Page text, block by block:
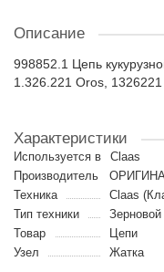
Описание
998852.1 Цепь
1.326.221 Oros, 1326221
Характеристики
Используется в
Claas
Производитель
Техника
Claas
Тип техники
Товар
Цепи
Узел
Жатка